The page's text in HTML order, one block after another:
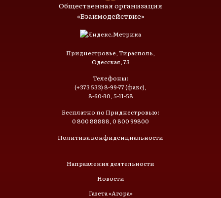
Общественная организация
«Взаимодействие»
Приднестровье, Тирасполь,
Одесская, 73
Телефоны:
(+373 533) 8-99-77 (факс),
8-60-30, 5-11-58
Бесплатно по Приднестровью:
0 800 88888, 0 800 99800
Политика конфиденциальности
Направления деятельности
Новости
Газета «Агора»